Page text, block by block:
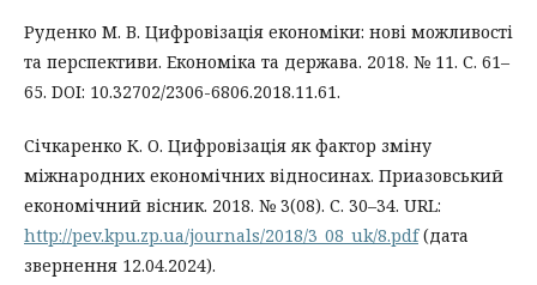
Руденко М. В. Цифровізація економіки: нові можливості
та перспективи. Економiка та держава. 2018. № 11. С. 61–
65. DOI: 10.32702/2306-6806.2018.11.61.
Січкаренко К. О. Цифровізація як фактор зміну
міжнародних економічних відносинах. Приазовський
економічний вісник. 2018. № 3(08). С. 30–34. URL:
http://pev.kpu.zp.ua/journals/2018/3_08_uk/8.pdf(дата
звернення 12.04.2024).